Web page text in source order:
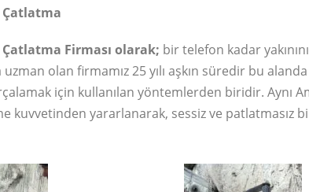
Çatlatma
Çatlatma Firması olarak; bir telefon kadar
olan firmamız 25 yılı aşkın süredir bu
için kullanılan yöntemlerden biridir. Aynı
kuvvetinden yararlanarak, sessiz ve patlatmasız